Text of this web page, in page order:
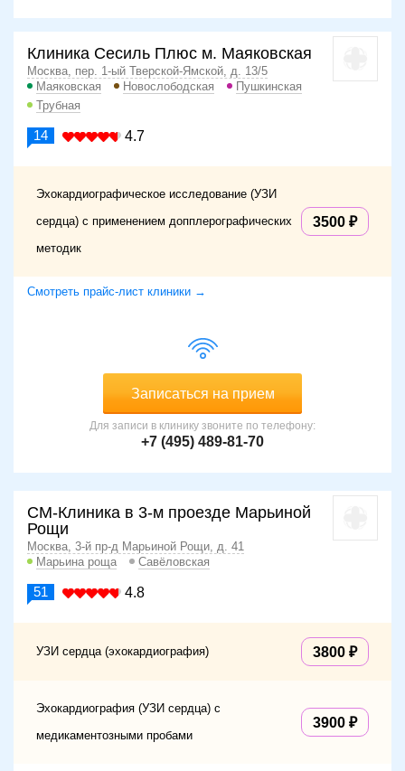
Клиника Сесиль Плюс м. Маяковская
Москва, пер. 1-ый Тверской-Ямской, д. 13/5
Маяковская
Новослободская
Пушкинская
Трубная
14 4.7
Эхокардиографическое исследование (УЗИ
сердца) с применением допплерографических
методик
3500
Смотреть прайс-лист клиники →
Записаться на прием
Для записи в клинику звоните по телефону:
+7 (495) 489-81-70
СМ-Клиника в 3-м проезде Марьиной
Рощи
Москва, 3-й пр-д Марьиной Рощи, д. 41
Марьина роща
Савёловская
51 4.8
УЗИ сердца (эхокардиография) 3800
Эхокардиография (УЗИ сердца) с
медикаментозными пробами
3900